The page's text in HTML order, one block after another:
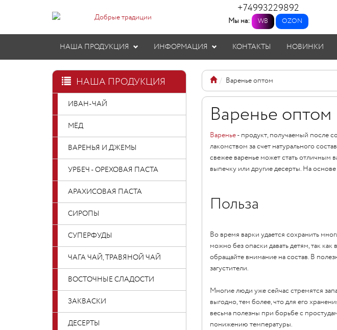
+74993229892
Мы на: WB OZON
НАША ПРОДУКЦИЯ ИНФОРМАЦИЯ КОНТАКТЫ НОВИНКИ
НАША ПРОДУКЦИЯ
ИВАН-ЧАЙ
МЁД
ВАРЕНЬЯ И ДЖЕМЫ
УРБЕЧ - ОРЕХОВАЯ ПАСТА
АРАХИСОВАЯ ПАСТА
СИРОПЫ
СУПЕРФУДЫ
ЧАГА ЧАЙ, ТРАВЯНОЙ ЧАЙ
ВОСТОЧНЫЕ СЛАДОСТИ
ЗАКВАСКИ
ДЕСЕРТЫ
Варенье оптом
Варенье оптом
Варенье- продукт, получаемый после
лакомством за счет натурального
свежее варенье может стать отличным
выпечку или другие десерты. На
Польза
Во время варки удается сохранить
можно без опаски давать детям, так
обращайте внимание на состав. В
загустители.
Многие люди уже сейчас стремятся
выгодно, тем более, что для его
весьма полезны при борьбе с
понижению температуры.